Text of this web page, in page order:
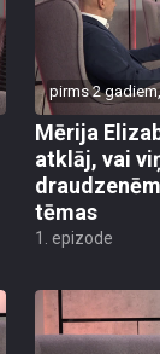
pirms 2
Mērija
atklāj, vai
tēmas
1. epizode